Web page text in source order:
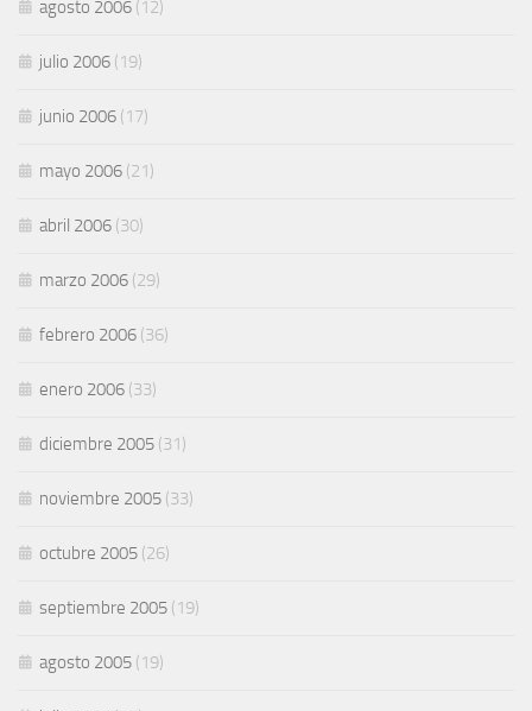
agosto 2006 (12)
julio 2006 (19)
junio 2006 (17)
mayo 2006 (21)
abril 2006 (30)
marzo 2006 (29)
febrero 2006 (36)
enero 2006 (33)
diciembre 2005 (31)
noviembre 2005 (33)
octubre 2005 (26)
septiembre 2005 (19)
agosto 2005 (19)